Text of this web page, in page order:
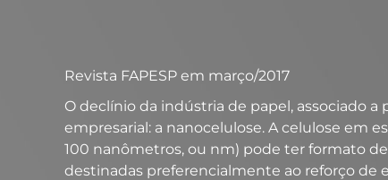
Revista FAPESP em março/2017
O declínio da indústria de papel, associado
empresarial: a nanocelulose. A celulose em
100 nanômetros, ou nm) pode ter formato
destinadas preferencialmente ao reforço de